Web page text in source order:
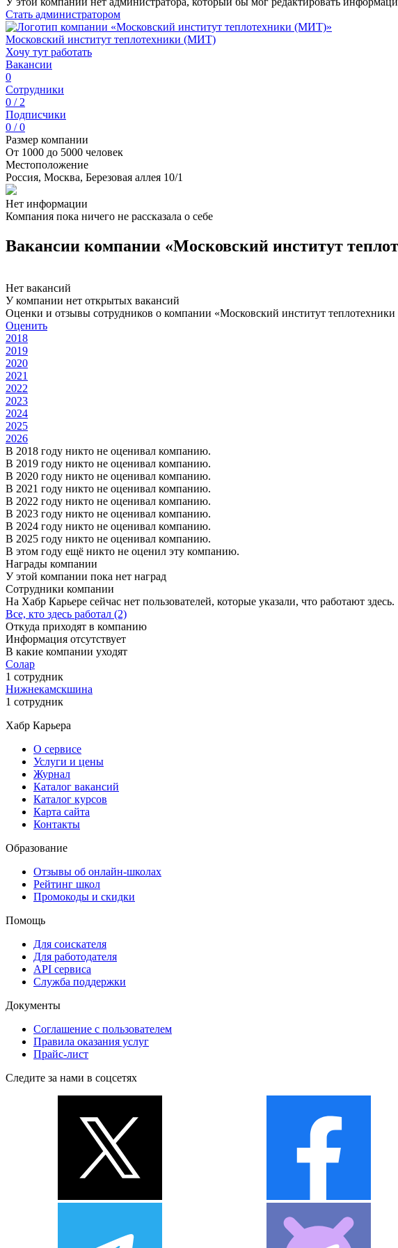
Стать администратором
Московский институт теплотехники (МИТ)
Хочу тут работать
Вакансии
0
Сотрудники
0 / 2
Подписчики
0 / 0
Размер компании
От 1000 до 5000 человек
Местоположение
Россия, Москва, Березовая аллея 10/1
Нет информации
Компания пока ничего не рассказала о себе
Вакансии компании «Московский институт
Нет вакансий
У компании нет открытых вакансий
Оценки и отзывы сотрудников о компании «Московский институт
Оценить
2018
2019
2020
2021
2022
2023
2024
2025
2026
В 2018 году никто не оценивал компанию.
В 2019 году никто не оценивал компанию.
В 2020 году никто не оценивал компанию.
В 2021 году никто не оценивал компанию.
В 2022 году никто не оценивал компанию.
В 2023 году никто не оценивал компанию.
В 2024 году никто не оценивал компанию.
В 2025 году никто не оценивал компанию.
В этом году ещё никто не оценил эту компанию.
Награды компании
У этой компании пока нет наград
Сотрудники компании
На Хабр Карьере сейчас нет пользователей, которые указали, что работают здесь.
Все, кто здесь работал (2)
Откуда приходят в компанию
Информация отсутствует
В какие компании уходят
Солар
1 сотрудник
Нижнекамскшина
1 сотрудник
Хабр Карьера
О сервисе
Услуги и цены
Журнал
Каталог вакансий
Каталог курсов
Карта сайта
Контакты
Образование
Отзывы об онлайн-школах
Рейтинг школ
Промокоды и скидки
Помощь
Для соискателя
Для работодателя
API сервиса
Служба поддержки
Документы
Соглашение с пользователем
Правила оказания услуг
Прайс-лист
Следите за нами в соцсетях